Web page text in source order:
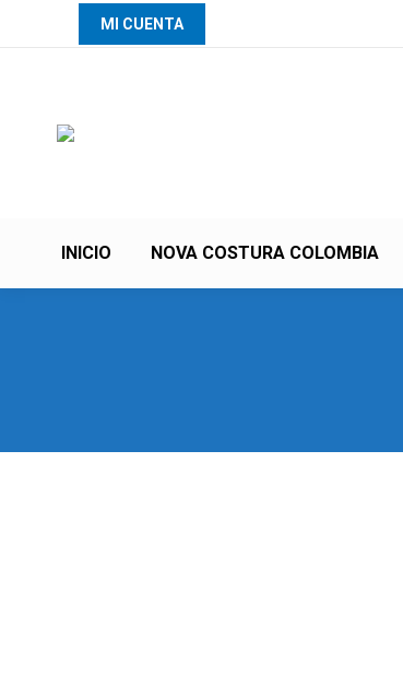
MI CUENTA
INICIO NOVA COSTURA COLOMBIA